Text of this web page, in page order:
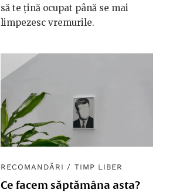
să te țină ocupat până se mai
limpezesc vremurile.
RECOMANDĂRI / TIMP LIBER
Ce facem săptămâna asta?